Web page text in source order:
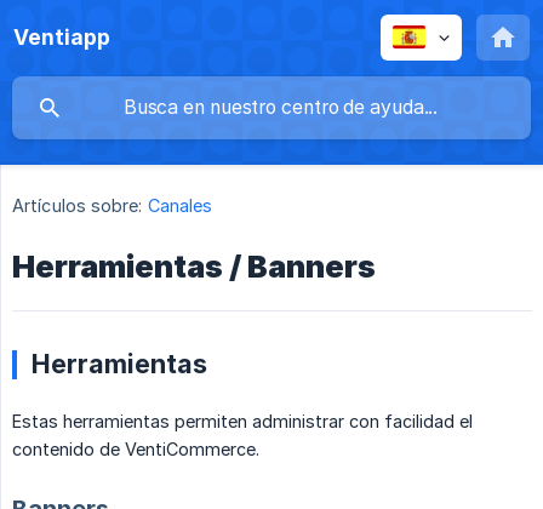
Ventiapp
Artículos sobre: Canales
Herramientas / Banners
Herramientas
Estas herramientas permiten administrar con facilidad el
contenido de VentiCommerce.